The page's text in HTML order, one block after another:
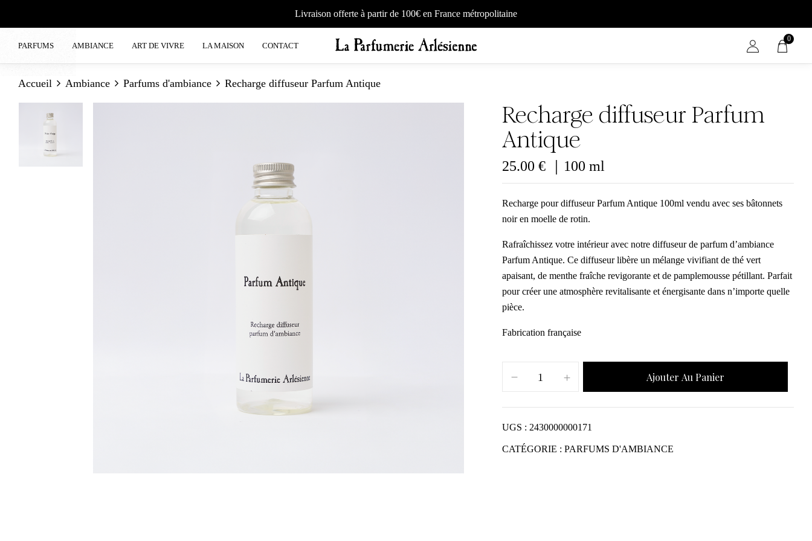
Livraison offerte à partir de 100€ en France métropolitaine
PARFUMS AMBIANCE ART DE VIVRE LA MAISON CONTACT
0
Accueil Ambiance Parfums d'ambiance Recharge diffuseur Parfum Antique
Recharge diffuseur Parfum
Antique
25.00€ ｜100 ml
Recharge pour diffuseur Parfum Antique 100ml vendu avec ses bâtonnets
noir en moelle de rotin.
Rafraîchissez votre intérieur avec notre diffuseur de parfum d’ambiance
Parfum Antique. Ce diffuseur libère un mélange vivifiant de thé vert
apaisant, de menthe fraîche revigorante et de pamplemousse pétillant. Parfait
pour créer une atmosphère revitalisante et énergisante dans n’importe quelle
pièce.
Fabrication française
Ajouter Au Panier
UGS : 2430000000171
CATÉGORIE :PARFUMS D'AMBIANCE